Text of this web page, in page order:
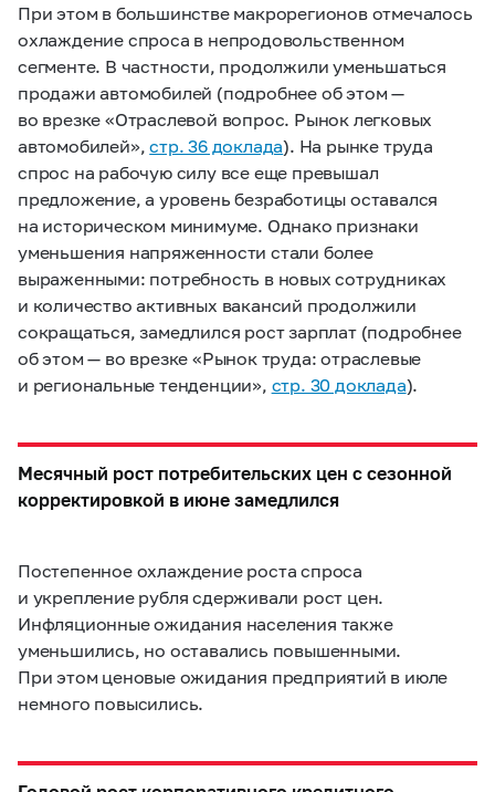
При этом в большинстве макрорегионов отмечалось
охлаждение спроса в непродовольственном
сегменте. В частности, продолжили уменьшаться
продажи автомобилей (подробнее об этом —
во врезке «Отраслевой вопрос. Рынок легковых
автомобилей»,стр. 36 доклада). На рынке труда
спрос на рабочую силу все еще превышал
предложение, а уровень безработицы оставался
на историческом минимуме. Однако признаки
уменьшения напряженности стали более
выраженными: потребность в новых сотрудниках
и количество активных вакансий продолжили
сокращаться, замедлился рост зарплат (подробнее
об этом — во врезке «Рынок труда: отраслевые
и региональные тенденции», стр. 30 доклада).
Месячный рост потребительских цен с сезонной
корректировкой в июне замедлился
Постепенное охлаждение роста спроса
и укрепление рубля сдерживали рост цен.
Инфляционные ожидания населения также
уменьшились, но оставались повышенными.
При этом ценовые ожидания предприятий в июле
немного повысились.